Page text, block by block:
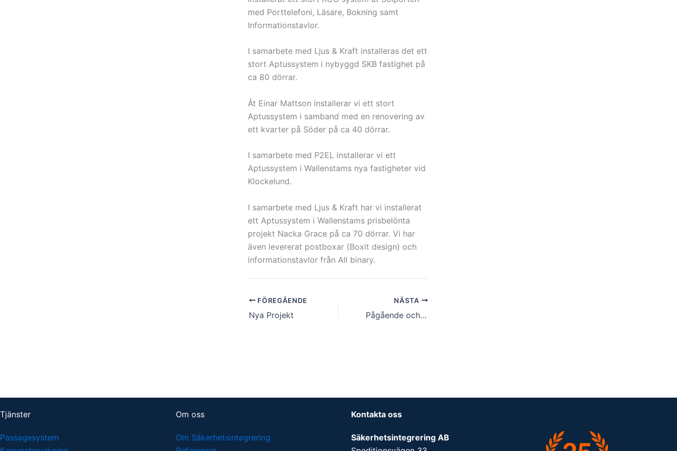
med Porttelefoni, Läsare, Bokning samt
Informationstavlor.
I samarbete med Ljus & Kraft installeras det ett
stort Aptussystem i nybyggd SKB fastighet på
ca 80 dörrar.
Åt Einar Mattson installerar vi ett stort
Aptussystem i samband med en renovering av
ett kvarter på Söder på ca 40 dörrar.
I samarbete med P2EL installerar vi ett
Aptussystem i Wallenstams nya fastigheter vid
Klockelund.
I samarbete med Ljus & Kraft har vi installerat
ett Aptussystem i Wallenstams prisbelönta
projekt Nacka Grace på ca 70 dörrar. Vi har
även levererat postboxar (Boxit design) och
informationstavlor från All binary.
FÖREGÅENDE
Nya Projekt
NÄSTA
Pågående och genomförda projekt
Tjänster
Passagesystem
Om oss
Om Säkerhetsintegrering
Kontakta oss
Säkerhetsintegrering AB